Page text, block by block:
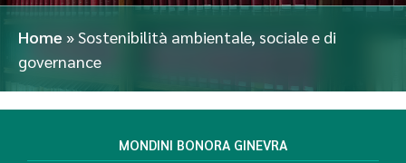
Home »Sostenibilità ambientale, sociale e di
governance
MONDINI BONORA GINEVRA